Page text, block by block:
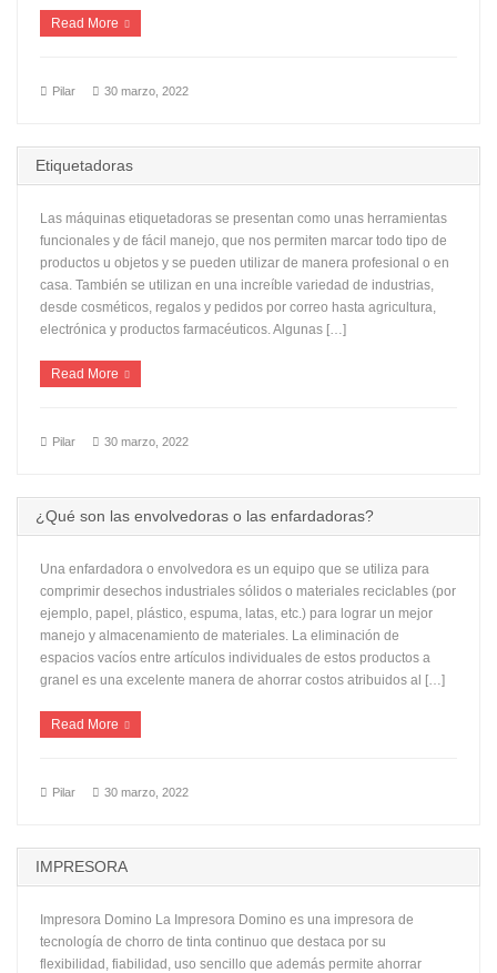
Read More
Pilar 30 marzo, 2022
Etiquetadoras
Las máquinas etiquetadoras se presentan como unas herramientas
funcionales y de fácil manejo, que nos permiten marcar todo tipo de
productos u objetos y se pueden utilizar de manera profesional o en
casa. También se utilizan en una increíble variedad de industrias,
desde cosméticos, regalos y pedidos por correo hasta agricultura,
electrónica y productos farmacéuticos. Algunas […]
Read More
Pilar 30 marzo, 2022
¿Qué son las envolvedoras o las enfardadoras?
Una enfardadora o envolvedora es un equipo que se utiliza para
comprimir desechos industriales sólidos o materiales reciclables (por
ejemplo, papel, plástico, espuma, latas, etc.) para lograr un mejor
manejo y almacenamiento de materiales. La eliminación de
espacios vacíos entre artículos individuales de estos productos a
granel es una excelente manera de ahorrar costos atribuidos al […]
Read More
Pilar 30 marzo, 2022
IMPRESORA
Impresora Domino La Impresora Domino es una impresora de
tecnología de chorro de tinta continuo que destaca por su
flexibilidad, fiabilidad, uso sencillo que además permite ahorrar